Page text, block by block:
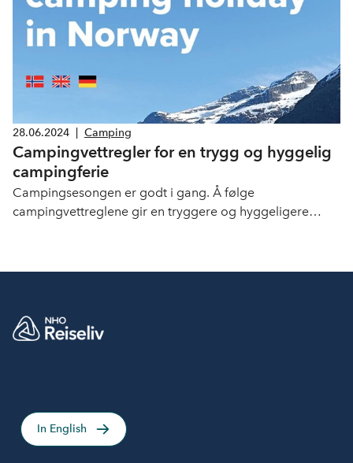
28.06.2024 Camping
Campingvettregler for en trygg og hyggelig
campingferie
Campingsesongen er godt i gang. Å følge
campingvettreglene gir en tryggere og hyggeligere
In English